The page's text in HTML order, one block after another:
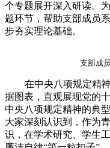
个专题展开深入研读。
题环节，帮助支部成员
步夯实理论基础。
支部成
在中央八项规定精
据图表，直观展现党的
中央八项规定精神的典
大家深刻认识到，作为
识，在学术研究、学生